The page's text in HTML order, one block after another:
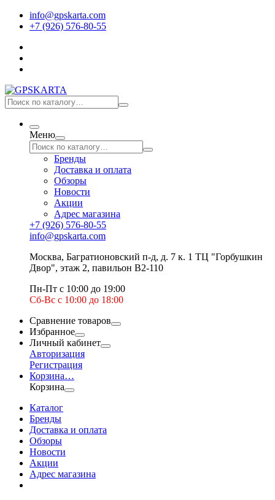
info@gpskarta.com
+7 (926) 576-80-55
Меню
Бренды
Доставка и оплата
Обзоры
Новости
Акции
Адрес магазина
+7 (926) 576-80-55
info@gpskarta.com
Москва, Багратионовский п-д, д. 7 к. 1 ТЦ "Горбушкин
Двор", этаж 2, павильон B2-110
Пн-Пт с 10:00 до 19:00
Сб-Вс с 10:00 до 18:00
Сравнение товаров
Избранное
Личный кабинет
Авторизация
Регистрация
Корзина…
Корзина
Каталог
Бренды
Доставка и оплата
Обзоры
Новости
Акции
Адрес магазина